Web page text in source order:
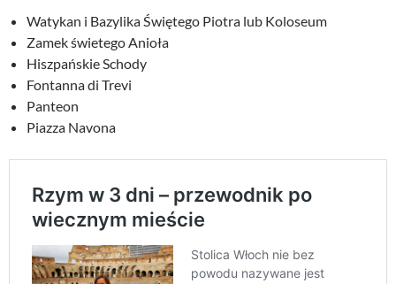
Watykan i Bazylika Świętego Piotra lub Koloseum
Zamek świetego Anioła
Hiszpańskie Schody
Fontanna di Trevi
Panteon
Piazza Navona